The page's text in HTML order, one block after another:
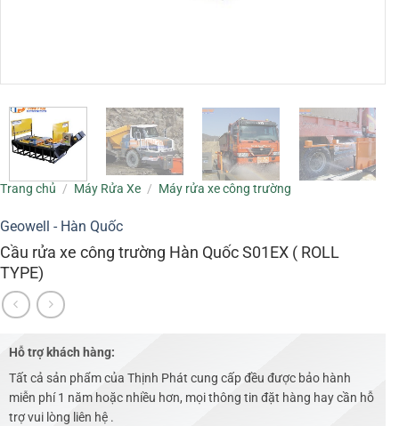
Trang chủ / Máy Rửa Xe / Máy rửa xe công trường
Geowell - Hàn Quốc
Cầu rửa xe công trường Hàn Quốc S01EX ( ROLL
TYPE)
Hỗ trợ khách hàng:
Tất cả sản phẩm của Thịnh Phát cung cấp đều được bảo hành
miễn phí 1 năm hoặc nhiều hơn, mọi thông tin đặt hàng hay cần hỗ
trợ vui lòng liên hệ .